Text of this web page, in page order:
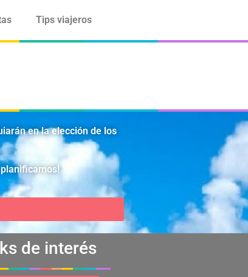
Tips viajeros
en la elección de los
de interés